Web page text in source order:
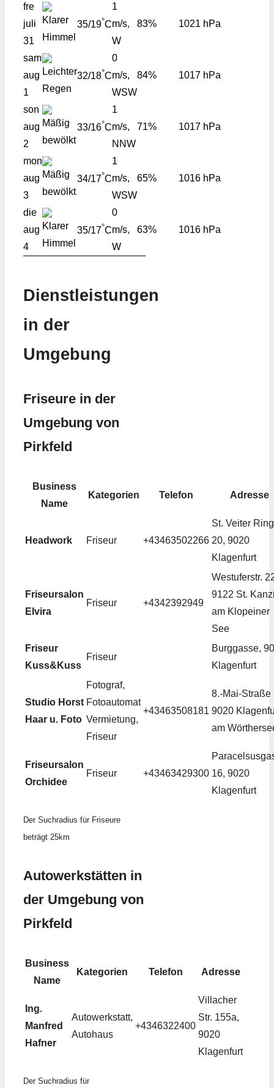
fre
juli
31
35/19°C
1
m/s,
W
83% 1021 hPa
sam
aug
1
32/18°C
0
m/s,
WSW
84% 1017 hPa
son
aug
2
33/16°C
1
m/s,
NNW
71% 1017 hPa
mon
aug
3
34/17°C
1
m/s,
WSW
65% 1016 hPa
die
aug
4
35/17°C
0
m/s,
W
63% 1016 hPa
Dienstleistungen
in der
Umgebung
Friseure in der
Umgebung von
Pirkfeld
Business
Name
Kategorien Telefon Adresse
Headwork Friseur +43463502266
St. Veiter Ring
20, 9020
Klagenfurt
Friseursalon
Elvira
Friseur +4342392949
Westuferstr.
9122 St.
am Klopeiner
See
Friseur
Kuss&Kuss
Friseur
Burggasse,
Klagenfurt
Studio Horst
Haar u. Foto
Fotograf,
Fotoautomat
Vermietung,
Friseur
+43463508181
8.-Mai-Straße
9020
am
Friseursalon
Orchidee
Friseur +43463429300 16, 9020
Klagenfurt
Der Suchradius für Friseure
beträgt 25km
Autowerkstätten in
der Umgebung von
Pirkfeld
Business
Name
Kategorien Telefon Adresse
Ing.
Manfred
Hafner
Autowerkstatt,
Autohaus
+4346322400
Villacher
Str. 155a,
9020
Klagenfurt
Der Suchradius für